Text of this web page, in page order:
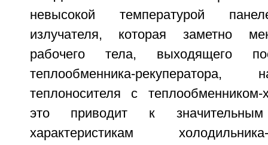
невысокой температурой
излучателя, которая заметно
рабочего тела, выходящего
теплообменника-
теплоносителя с
это приводит к значительным
характеристикам